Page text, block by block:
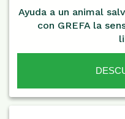
Ayuda a un animal
con GREFA la